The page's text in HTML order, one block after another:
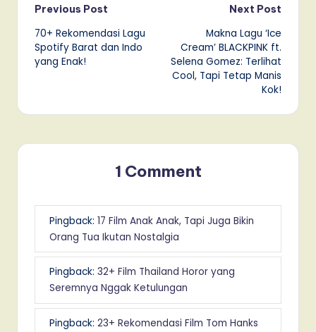
Post
navigation
Previous Post
70+ Rekomendasi Lagu
Spotify Barat dan Indo
yang Enak!
Next Post
Makna Lagu ‘Ice
Cream’ BLACKPINK ft.
Selena Gomez: Terlihat
Cool, Tapi Tetap Manis
Kok!
1 Comment
Pingback: 17 Film Anak Anak, Tapi Juga Bikin
Orang Tua Ikutan Nostalgia
Pingback: 32+ Film Thailand Horor yang
Seremnya Nggak Ketulungan
Pingback: 23+ Rekomendasi Film Tom Hanks